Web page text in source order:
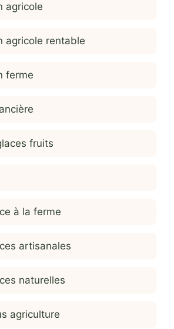
agricole
agricole rentable
ferme
fruits
à la ferme
artisanales
naturelles
agriculture